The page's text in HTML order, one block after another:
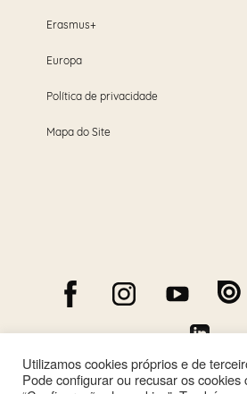
Erasmus+
Europa
Política de privacidade
Mapa do Site
Utilizamos cookies próprios e de
Pode configurar ou recusar os cookies